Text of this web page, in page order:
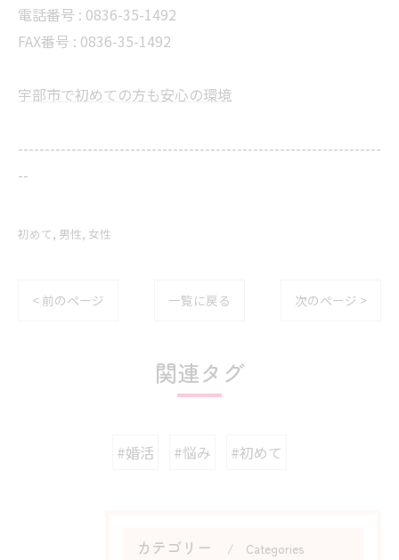
電話番号 : 0836-35-1492
FAX番号 : 0836-35-1492
宇部市で初めての方も安心の環境
--------------------------------------------------------------------
--
初めて 男性 女性
< 前のページ 一覧に戻る 次のページ >
関連タグ
#婚活 #悩み #初めて
カテゴリー Categories